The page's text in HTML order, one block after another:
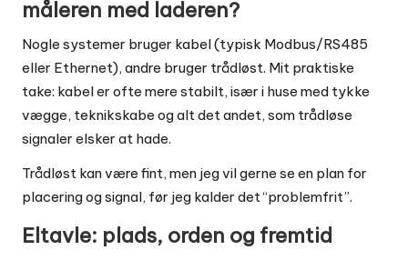
måleren med laderen?
Nogle systemer bruger kabel (typisk Modbus/RS485
eller Ethernet), andre bruger trådløst. Mit praktiske
take: kabel er ofte mere stabilt, især i huse med tykke
vægge, teknikskabe og alt det andet, som trådløse
signaler elsker at hade.
Trådløst kan være fint, men jeg vil gerne se en plan for
placering og signal, før jeg kalder det “problemfrit”.
Eltavle: plads, orden og fremtid